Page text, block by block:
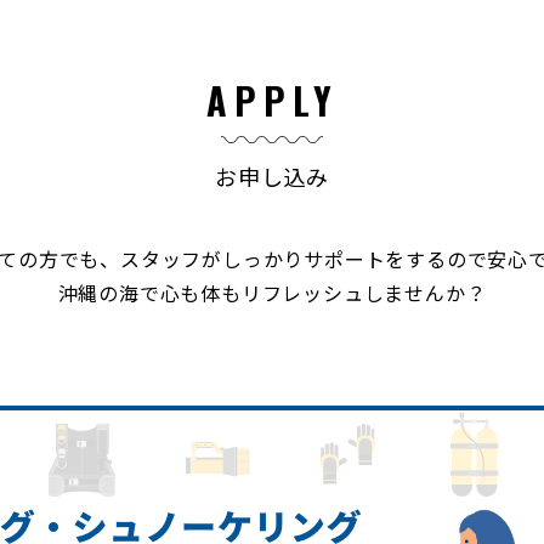
APPLY
お申し込み
の方でも、スタッフがしっかりサポートをするので安心
沖縄の海で心も体もリフレッシュしませんか？